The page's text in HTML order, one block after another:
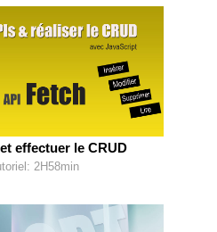
effectuer le CRUD
2H58min